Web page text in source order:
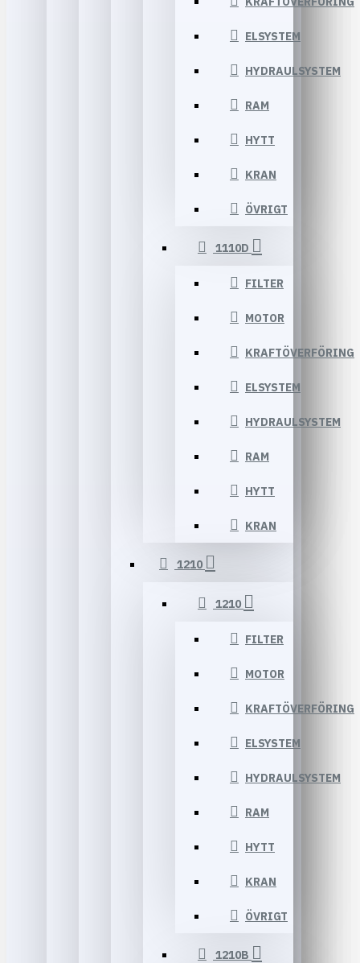
ELSYSTEM
HYDRAULSYSTEM
RAM
HYTT
KRAN
ÖVRIGT
1110D
FILTER
MOTOR
KRAFTÖVERFÖRING
ELSYSTEM
HYDRAULSYSTEM
RAM
HYTT
KRAN
1210
1210
FILTER
MOTOR
KRAFTÖVERFÖRING
ELSYSTEM
HYDRAULSYSTEM
RAM
HYTT
KRAN
ÖVRIGT
1210B